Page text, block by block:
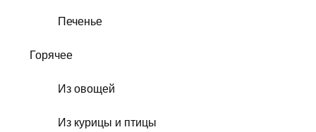
Печенье
Горячее
Из овощей
Из курицы и птицы